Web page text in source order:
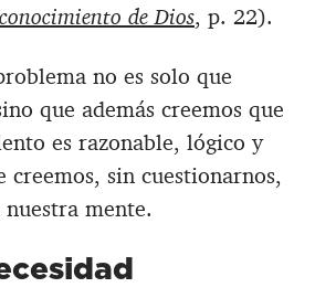
de Dios, p. 22).
no es solo que
que además creemos que
es razonable, lógico y
creemos, sin cuestionarnos,
mente.